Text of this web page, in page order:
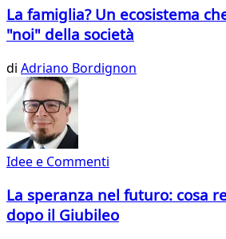
La famiglia? Un ecosistema
"noi" della società
di Adriano Bordignon
Idee e Commenti
La speranza nel futuro: cosa
dopo il Giubileo